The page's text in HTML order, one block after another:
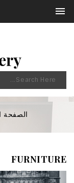

الصفحة
FURNITURE